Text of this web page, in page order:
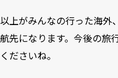
以上がみんなの行った海外
航先になります。今後の旅
くださいね。